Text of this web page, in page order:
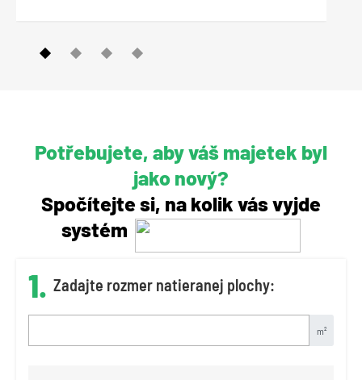
Potřebujete, aby váš majetek byl
jako nový?
Spočítejte si, na kolik vás vyjde
systém
1. Zadajte rozmer natieranej plochy:
m²